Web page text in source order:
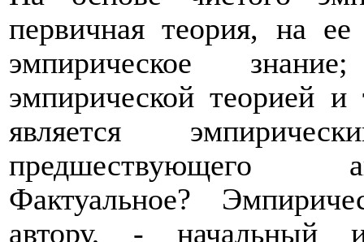
первичная теория, на
эмпирическое
эмпирической теорией
является
предшествующего
Фактуальное?
автору, - начальный